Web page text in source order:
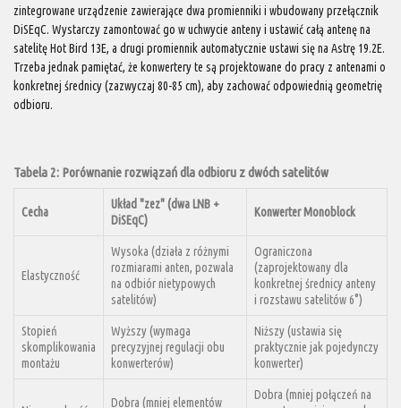
zintegrowane urządzenie zawierające dwa promienniki i wbudowany przełącznik
DiSEqC. Wystarczy zamontować go w uchwycie anteny i ustawić całą antenę na
satelitę Hot Bird 13E, a drugi promiennik automatycznie ustawi się na Astrę 19.2E.
Trzeba jednak pamiętać, że konwertery te są projektowane do pracy z antenami o
konkretnej średnicy (zazwyczaj 80-85 cm), aby zachować odpowiednią geometrię
odbioru.
Tabela 2: Porównanie rozwiązań dla odbioru z dwóch satelitów
Cecha
Układ "zez" (dwa LNB +
DiSEqC)
Konwerter Monoblock
Elastyczność
Wysoka (działa z różnymi
rozmiarami anten, pozwala
na odbiór nietypowych
satelitów)
Ograniczona
(zaprojektowany dla
konkretnej średnicy anteny
i rozstawu satelitów 6°)
Stopień
skomplikowania
montażu
Wyższy (wymaga
precyzyjnej regulacji obu
konwerterów)
Niższy (ustawia się
praktycznie jak pojedynczy
konwerter)
Dobra (mniej elementów
Dobra (mniej połączeń na